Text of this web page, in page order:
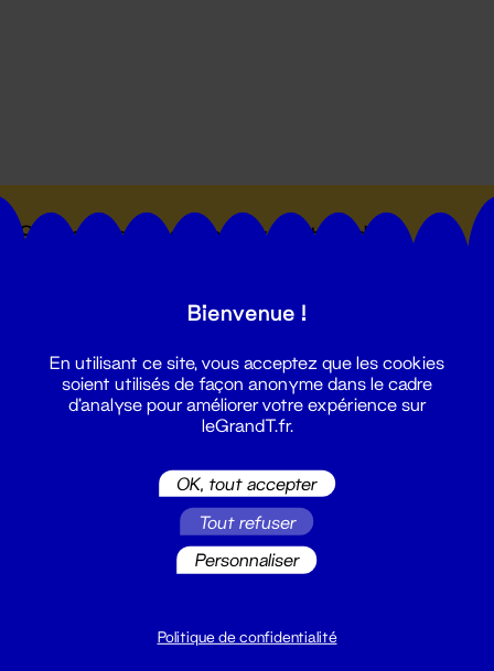
Suivez toutes les actualités du
Du lundi au vendredi 14h → 18h
Bienvenue !
En utilisant ce site, vous acceptez que les cookies
soient utilisés de façon anonyme dans le cadre
d'analyse pour améliorer votre expérience sur
leGrandT.fr.
OK, tout accepter
Tout refuser
Personnaliser
Politique de confidentialité